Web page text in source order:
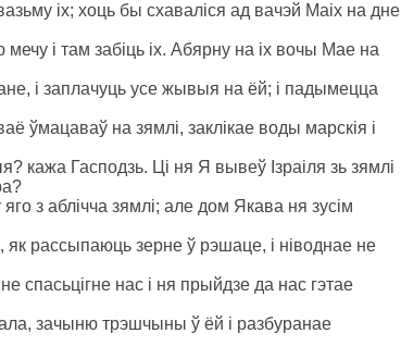
іх; хоць бы схаваліся ад вачэй Маіх на дне
мечу і там забіць іх. Абярну на іх вочы Мае на
і заплачуць усе жывыя на ёй; і падымецца
ўмацаваў на зямлі, заклікае воды марскія і
кажа Гасподзь. Ці ня Я вывеў Ізраіля зь зямлі
з аблічча зямлі; але дом Якава ня зусім
як рассыпаюць зерне ў рэшаце, і ніводнае не
спасьцігне нас і ня прыйдзе да нас гэтае
зачыню трэшчыны ў ёй і разбуранае